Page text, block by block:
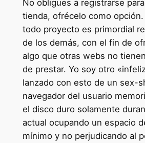
No obligues a registrarse
tienda, ofrécelo como opción.
todo proyecto es primordial
de los demás, con el fin de
algo que otras webs no
de prestar. Yo soy otro
lanzado con esto de un sex-
navegador del usuario
el disco duro solamente
actual ocupando un espacio
mínimo y no perjudicando al